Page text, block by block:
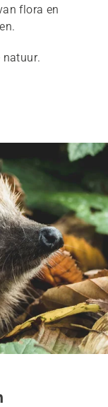
flora en
natuur.